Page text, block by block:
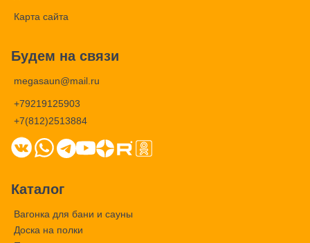
Карта сайта
Будем на связи
megasaun@mail.ru
+79219125903
+7(812)2513884
Каталог
Вагонка для бани и сауны
Доска на полки